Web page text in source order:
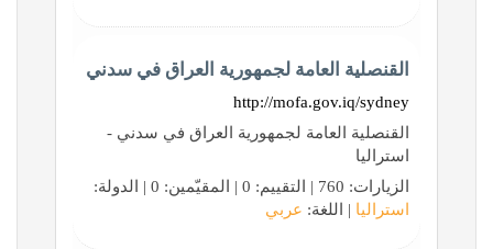
القنصلية العامة لجمهورية العراق في سدني
http://mofa.gov.iq/sydney
القنصلية العامة لجمهورية العراق في سدني -
استراليا
الزيارات: 760 | التقييم: 0 | المقيّمين: 0 | الدولة:
استراليا | اللغة: عربي